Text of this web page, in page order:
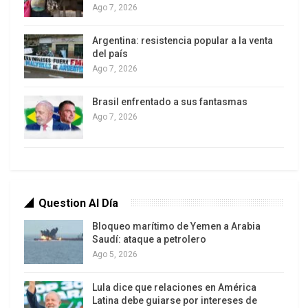
resistencia democrática a su gobierno.
ha logrado, como en las muy difíciles
negociaciones nucleares con Irán, en el que tanto
los EE.UU. y Rusia han cooperado con otras
potencias principales para superar los obstáculos.
Uno podría entonces haber pensado que la
próxima fase para hacer frente al problema sirio
Ago 7, 2026
Argentina: resistencia popular a la venta
del país
Ago 7, 2026
Brasil enfrentado a sus fantasmas
Ago 7, 2026
Question Al Día
Bloqueo marítimo de Yemen a Arabia
Saudí: ataque a petrolero
Ago 5, 2026
Lula dice que relaciones en América
Latina debe guiarse por intereses de